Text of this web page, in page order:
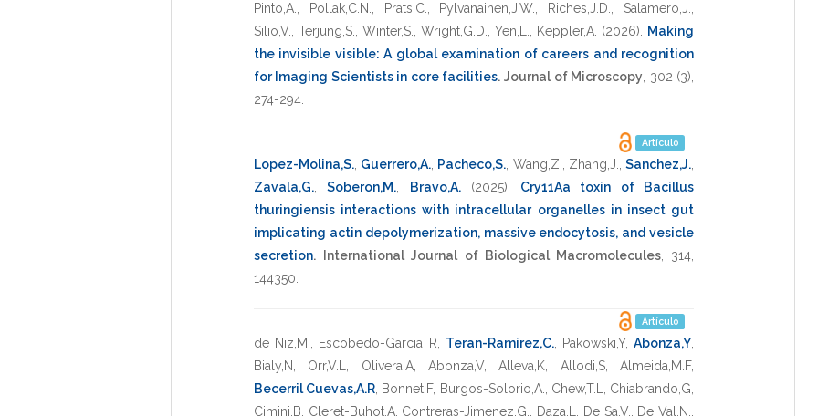
Pinto,A.
Pollak,C.N. Prats,C. Pylvanainen,J.W. Riches,J.D. Salamero,J.
Silio,V.
Terjung,S. Winter,S. Wright,G.D. Yen,L. Keppler,A. (2026)
Making
the invisible visible: A global examination of careers and recognition
for Imaging Scientists in core facilities. Journal of Microscopy 302 (3),
274-294
Artículo
Lopez-Molina,S. Guerrero,A. Pacheco,S. Wang,Z. Zhang,J. ,Sanchez,J.
Zavala,G. ,Soberon,M. Bravo,A. (2025)
Cry11Aa toxin of Bacillus
thuringiensis interactions with intracellular organelles in insect gut
implicating actin depolymerization, massive endocytosis, and vesicle
secretion. International Journal of Biological Macromolecules, 314
144350
Artículo
de Niz,M. Escobedo-Garcia R Teran-Ramirez,C., Pakowski,Y,Abonza,Y
Bialy,N
Orr,V.L Olivera,A,Abonza,V ,Alleva,K Allodi,S,Almeida,M.F,
Becerril Cuevas,A.R Bonnet,F, Burgos-Solorio,A. Chew,T.L Chiabrando,G
Cimini,B
Cleret-Buhot,A, Contreras-Jimenez,G. Daza,L De Sa,V. De Val,N.